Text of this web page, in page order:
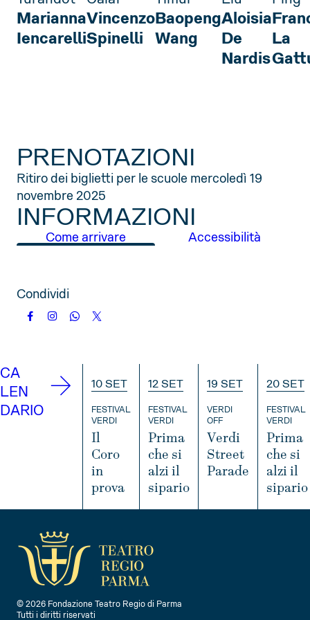
Marianna
Iencarelli
Vincenzo
Spinelli
Baopeng
Wang
Aloisia
De
Nardis
La
PRENOTAZIONI
Ritiro dei biglietti per le scuole mercoledì 19
novembre 2025
INFORMAZIONI
Come arrivare Accessibilità
Condividi
CA
LEN
DARIO
10 SET
FESTIVAL
VERDI
Il
Coro
in
prova
F
O
12 SET
FESTIVAL
VERDI
Prima
che si
alzi il
sipario
19 SET
VERDI
OFF
Verdi
Street
Parade
I
20 SET
FESTIVAL
VERDI
Prima
che si
alzi il
sipario
© 2026 Fondazione Teatro Regio di Parma
Tutti i diritti riservati